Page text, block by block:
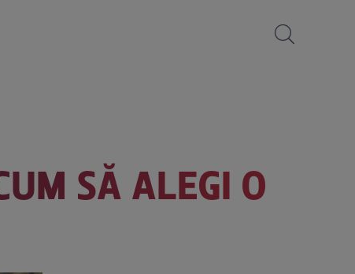
SĂ ALEGI O